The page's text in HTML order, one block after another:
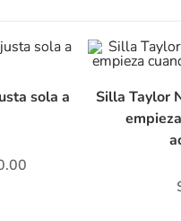
sola a
Silla Taylor